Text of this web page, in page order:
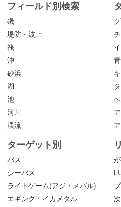
フィールド別検索
磯
堤防・波止
筏
沖
砂浜
湖
池
河川
渓流
ターゲット別
バス
シーバス
ライトゲーム(アジ・メバル)
エギング・イカメタル